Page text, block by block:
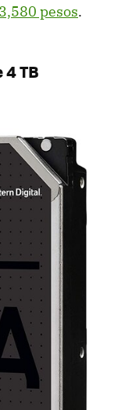
3,580 pesos.
TB